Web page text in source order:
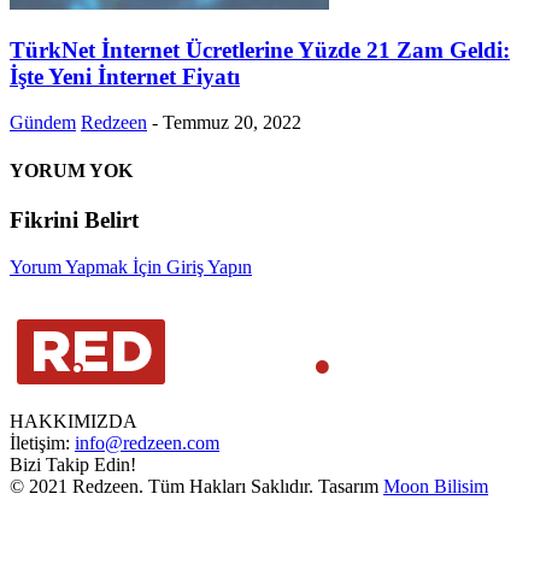
TürkNet İnternet Ücretlerine Yüzde 21 Zam Geldi:
İşte Yeni İnternet Fiyatı
Gündem Redzeen - Temmuz 20, 2022
YORUM YOK
Fikrini Belirt
Yorum Yapmak İçin Giriş Yapın
HAKKIMIZDA
İletişim: info@redzeen.com
Bizi Takip Edin!
© 2021 Redzeen. Tüm Hakları Saklıdır. Tasarım Moon Bilisim